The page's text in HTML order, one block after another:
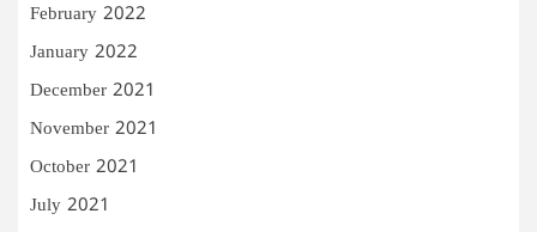
February 2022
January 2022
December 2021
November 2021
October 2021
July 2021